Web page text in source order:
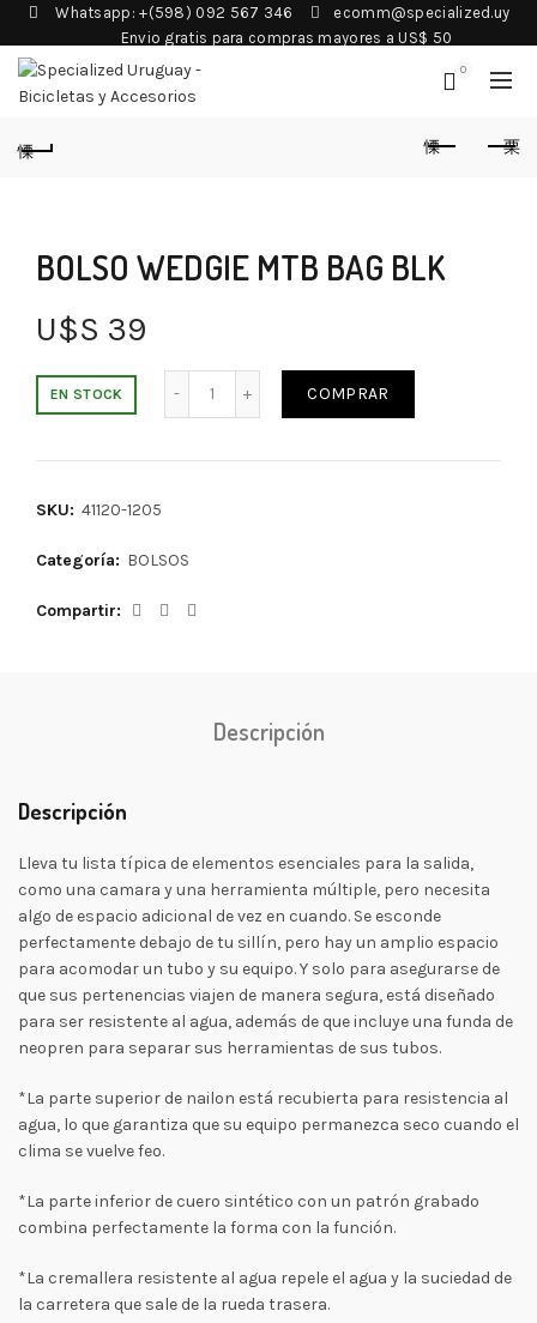
Whatsapp: +(598) 092 567 346
ecomm@specialized.uy
Envio gratis para compras mayores a US$ 50
0
BOLSO WEDGIE MTB BAG BLK
U$S 39
EN STOCK COMPRAR
SKU: 41120-1205
Categoría: BOLSOS
Compartir
Descripción
Descripción
Lleva tu lista típica de elementos esenciales para la salida,
como una camara y una herramienta múltiple, pero necesita
algo de espacio adicional de vez en cuando. Se esconde
perfectamente debajo de tu sillín, pero hay un amplio espacio
para acomodar un tubo y su equipo. Y solo para asegurarse de
que sus pertenencias viajen de manera segura, está diseñado
para ser resistente al agua, además de que incluye una funda de
neopren para separar sus herramientas de sus tubos.
*La parte superior de nailon está recubierta para resistencia al
agua, lo que garantiza que su equipo permanezca seco cuando el
clima se vuelve feo.
*La parte inferior de cuero sintético con un patrón grabado
combina perfectamente la forma con la función.
*La cremallera resistente al agua repele el agua y la suciedad de
la carretera que sale de la rueda trasera.